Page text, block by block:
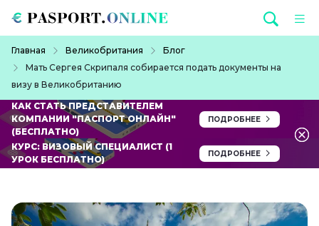
Главная Великобритания
Блог
Мать Сергея Скрипаля собирается подать документы на
визу в Великобританию
КАК СТАТЬ ПРЕДСТАВИТЕЛЕМ
КОМПАНИИ "ПАСПОРТ ОНЛАЙН"
(БЕСПЛАТНО)
ПОДРОБНЕЕ
КУРС: ВИЗОВЫЙ СПЕЦИАЛИСТ (1
УРОК БЕСПЛАТНО)
ПОДРОБНЕЕ